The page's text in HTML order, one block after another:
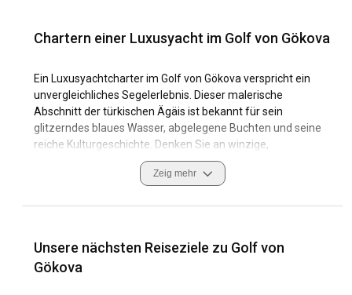
Chartern einer Luxusyacht im Golf von Gökova
Ein Luxusyachtcharter im Golf von Gökova verspricht ein
unvergleichliches Segelerlebnis. Dieser malerische
Abschnitt der türkischen Ägäis ist bekannt für sein
glitzerndes blaues Wasser, abgelegene Buchten und seine
reiche Kulturgeschichte. Denken Sie an winzige,
sonnendurchflutete Dörfer, Ruinen antiker Zivilisationen und
Weinreben, die an weiß getünchten Steinmauern
einer Landschaft voller malerischer Inseln und versteckter
Buchten bietet der Golf Seglern unzählige
Navigationsmöglichkeiten. Die zahlreichen Jachthäfen
Zeig mehr
Unsere nächsten Reiseziele zu Golf von
Gökova